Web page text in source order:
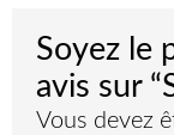
Soyez le
avis sur
Vous devez